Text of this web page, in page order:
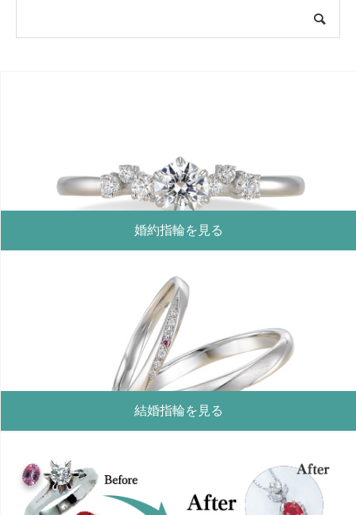
婚約指輪を見る
結婚指輪を見る